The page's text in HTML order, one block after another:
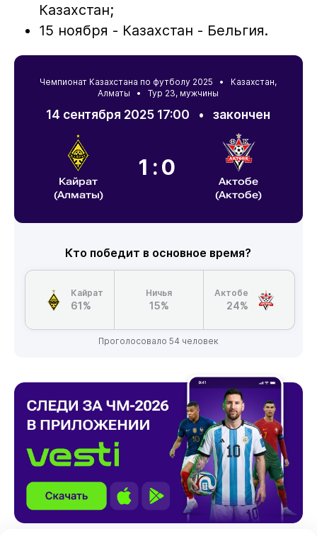
Казахстан;
15 ноября - Казахстан - Бельгия.
Чемпионат Казахстана по футболу 2025 • Казахстан,
Алматы • Тур 23, мужчины
14 сентября 2025 17:00 •закончен
Кайрат
(Алматы)
1:0
Актобе
(Актобе)
Кто победит в основное время?
Кайрат
61%
Ничья
15%
Актобе
24%
Проголосовало 54 человек